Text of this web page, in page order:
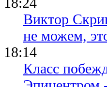
Виктор
не можем,
18:14
Класс